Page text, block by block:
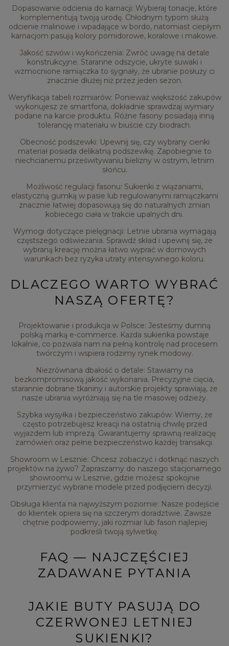
Dopasowanie odcienia do karnacji: Wybieraj tonacje, które
komplementują twoją urodę. Chłodnym typom służą
odcienie malinowe i wpadające w bordo, natomiast ciepłym
karnacjom pasują kolory pomidorowe, koralowe i makowe.
Jakość szwów i wykończenia: Zwróć uwagę na detale
konstrukcyjne. Staranne odszycie, ukryte suwaki i
wzmocnione ramiączka to sygnały, że ubranie posłuży ci
znacznie dłużej niż przez jeden sezon.
Weryfikacja tabeli rozmiarów: Ponieważ większość zakupów
wykonujesz ze smartfona, dokładnie sprawdzaj wymiary
podane na karcie produktu. Różne fasony posiadają inną
tolerancję materiału w biuście czy biodrach.
Obecność podszewki: Upewnij się, czy wybrany cienki
materiał posiada delikatną podszewkę. Zapobiegnie to
niechcianemu prześwitywaniu bielizny w ostrym, letnim
słońcu.
Możliwość regulacji fasonu: Sukienki z wiązaniami,
elastyczną gumką w pasie lub regulowanymi ramiączkami
znacznie łatwiej dopasowują się do naturalnych zmian
kobiecego ciała w trakcie upalnych dni.
Wymogi dotyczące pielęgnacji: Letnie ubrania wymagają
częstszego odświeżania. Sprawdź skład i upewnij się, że
wybraną kreację można łatwo wyprać w domowych
warunkach bez ryzyka utraty intensywnego koloru.
DLACZEGO WARTO WYBRAĆ
NASZĄ OFERTĘ?
Projektowanie i produkcja w Polsce: Jesteśmy dumną
polską marką e-commerce. Każda sukienka powstaje
lokalnie, co pozwala nam na pełną kontrolę nad procesem
twórczym i wspiera rodzimy rynek modowy.
Niezrównana dbałość o detale: Stawiamy na
bezkompromisową jakość wykonania. Precyzyjne cięcia,
starannie dobrane tkaniny i autorskie projekty sprawiają, że
nasze ubrania wyróżniają się na tle masowej odzieży.
Szybka wysyłka i bezpieczeństwo zakupów: Wiemy, że
często potrzebujesz kreacji na ostatnią chwilę przed
wyjazdem lub imprezą. Gwarantujemy sprawną realizację
zamówień oraz pełne bezpieczeństwo każdej transakcji.
Showroom w Lesznie: Chcesz zobaczyć i dotknąć naszych
projektów na żywo? Zapraszamy do naszego stacjonarnego
showroomu w Lesznie, gdzie możesz spokojnie
przymierzyć wybrane modele przed podjęciem decyzji.
Obsługa klienta na najwyższym poziomie: Nasze podejście
do klientek opiera się na szczerym doradztwie. Zawsze
chętnie podpowiemy, jaki rozmiar lub fason najlepiej
podkreśli twoją sylwetkę.
FAQ — NAJCZĘŚCIEJ
ZADAWANE PYTANIA
JAKIE BUTY PASUJĄ DO
CZERWONEJ LETNIEJ
SUKIENKI?